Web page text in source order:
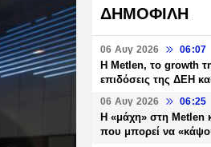
ΔΗΜΟΦΙΛΗ
06 Αυγ 2026 06:07
H Metlen, το growth
επιδόσεις της ΔΕΗ
06 Αυγ 2026 06:25
H «μάχη» στη Metlen
που μπορεί να